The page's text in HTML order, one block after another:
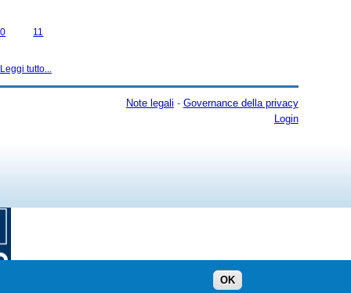
11
Leggi tutto...
Note legali - Governance della privacy
Login
OK